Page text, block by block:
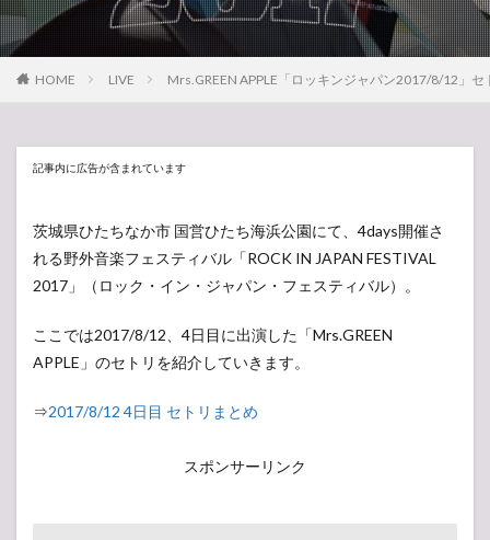
HOME LIVE Mrs.GREEN APPLE「ロッキンジャパン2017/8/12」セ
記事内に広告が含まれています
茨城県ひたちなか市 国営ひたち海浜公園にて、4days開催さ
れる野外音楽フェスティバル「ROCK IN JAPAN FESTIVAL
2017」（ロック・イン・ジャパン・フェスティバル）。
ここでは2017/8/12、4日目に出演した「Mrs.GREEN
APPLE」のセトリを紹介していきます。
⇒2017/8/12 4日目 セトリまとめ
スポンサーリンク